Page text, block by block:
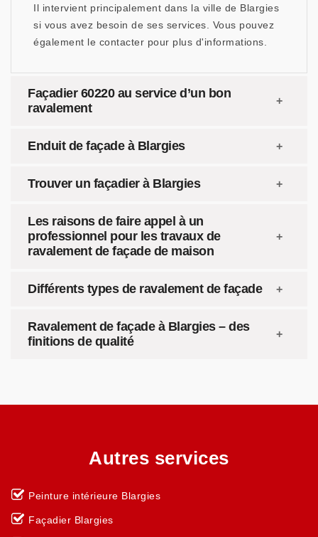
Il intervient principalement dans la ville de Blargies
si vous avez besoin de ses services. Vous pouvez
également le contacter pour plus d'informations.
Façadier 60220 au service d’un bon
ravalement
Enduit de façade à Blargies
Trouver un façadier à Blargies
Les raisons de faire appel à un
professionnel pour les travaux de
ravalement de façade de maison
Différents types de ravalement de façade
Ravalement de façade à Blargies – des
finitions de qualité
Autres services
Peinture intérieure Blargies
Façadier Blargies